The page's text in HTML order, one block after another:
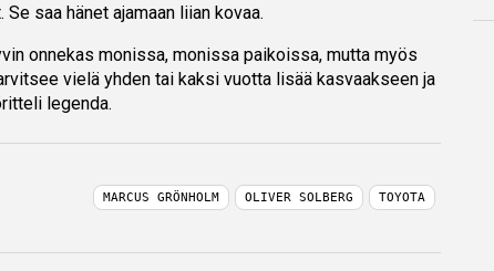
saa hänet ajamaan liian kovaa.
onnekas monissa, monissa paikoissa, mutta myös
vielä yhden tai kaksi vuotta lisää kasvaakseen ja
legenda.
MARCUS GRÖNHOLM OLIVER SOLBERG TOYOTA